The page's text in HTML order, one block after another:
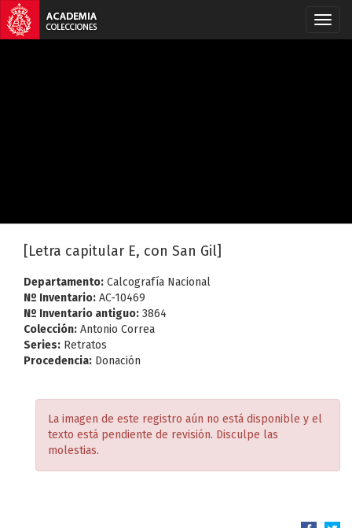
[Letra capitular E, con San Gil]
Departamento: Calcografía Nacional
Nº Inventario: AC-10469
Nº Inventario antiguo: 3864
Colección: Antonio Correa
Series: Retratos
Procedencia: Donación
La imagen de este registro aún no está disponible y el
texto está pendiente de revisión. Disculpe las
molestias.